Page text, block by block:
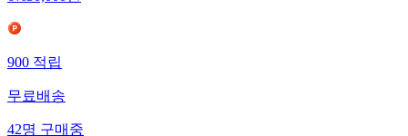
900 적립
무료배송
42명 구매중